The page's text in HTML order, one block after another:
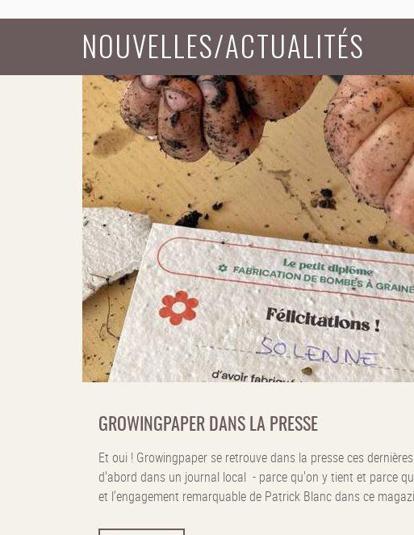
NOUVELLES/ACTUALITÉS
GROWINGPAPER DANS LA PRESSE
Et oui ! Growingpaper se retrouve dans la presse ces
d'abord dans un journal local - parce qu'on y tient et parce
et l'engagement remarquable de Patrick Blanc dans ce